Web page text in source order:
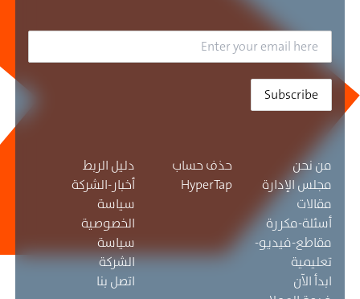
Subscribe
من نحن
مجلس الإدارة
مقالات
أسئلة-مكررة
مقاطع-فيديو-
تعليمية
ابدأ الآن
حذف حساب
HyperTap
دليل الربط
أخبار-الشركة
سياسة
الخصوصية
سياسة
الشركة
اتصل بنا